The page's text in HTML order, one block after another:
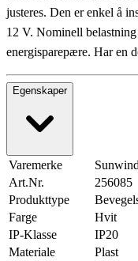
justeres. Den er enkel å
12 V. Nominell
energisparepære. Har en
Egenskaper
Varemerke
Sunwind
Art.Nr.
256085
Produkttype
Farge
Hvit
IP-Klasse
IP20
Materiale
Plast